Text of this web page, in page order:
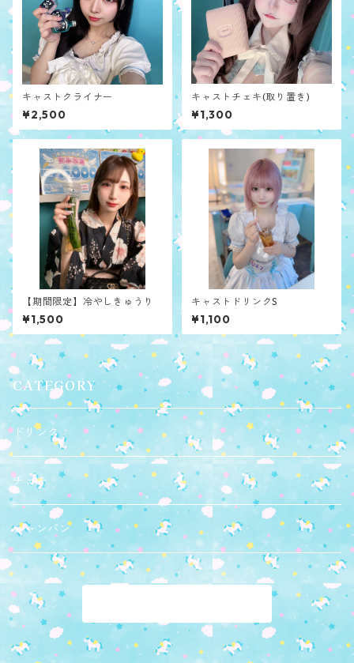
キャストクライナー
¥2,500
キャストチェキ(取り置き)
¥1,300
【期間限定】冷やしきゅうり
¥1,500
キャストドリンクS
¥1,100
CATEGORY
ドリンク
チェキ
シャンパン